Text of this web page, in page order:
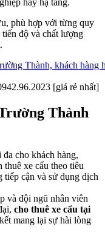
phù hợp với từng quy
độ và chất lượng
[giá rẻ nhất]
Thành
cho khách hàng,
xe cẩu theo tiêu
tiếp cận và sử dụng dịch
và đội ngũ nhân viên
cho thuê xe cẩu tại
mang lại sự hài lòng